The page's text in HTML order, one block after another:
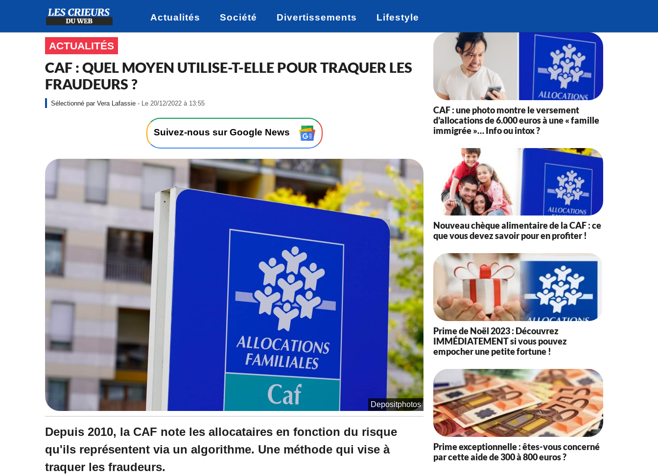
Actualités Société Divertissements Lifestyle
ACTUALITÉS
CAF : QUEL MOYEN UTILISE-T-ELLE POUR TRAQUER LES
FRAUDEURS ?
Vera Lafassie - Le 20/12/2022 à 13:55
2
/
1
2
Suivez-nous sur Google News
Depositphotos
Depuis 2010, la CAF note les allocataires en fonction du risque
qu'ils représentent via un algorithme. Une méthode qui vise à
traquer les fraudeurs.
CAF : une photo montre le versement
d’allocations de 6.000 euros à une « famille
immigrée »… Info ou intox ?
Nouveau chèque alimentaire de la CAF : ce
que vous devez savoir pour en profiter !
Prime de Noël 2023 : Découvrez
IMMÉDIATEMENT si vous pouvez
empocher une petite fortune !
Prime exceptionnelle : êtes-vous concerné
par cette aide de 300 à 800 euros ?